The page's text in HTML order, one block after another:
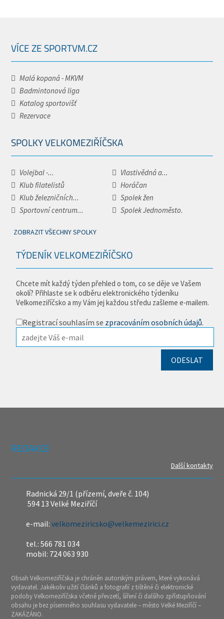
VÍCE ZE SPORTVM.CZ
Malá kopaná - MKVM
Badmintonová liga
Katalog sportovišť
Rezervace
SPOLKY VELKOMEZIŘÍČSKA
Volejbal -...
Vlastivědná a...
Klub filatelistů
Horáčan
Klub železničních...
Spolek žen
Sportovní centrum...
Spolek Jednoměsto.
ZOBRAZIT VŠECHNY SPOLKY
TÝDENÍK VELKOMEZIŘÍČSKO
Chcete mít každý týden přehled o tom, co se děje ve Vašem
okolí? Přihlaste se k odběru elektronického týdeníku
Velkomeziříčsko a my Vám jej každou středu zašleme e-mailem.
Registrací souhlasím se zpracováním osobních údajů.
REDAKCE
Další kontakty
Radnická 29/1 (přízemí, dveře č. 104)
594 13 Velké Meziříčí
e-mail:velkomeziricsko@velkemezirici.cz
tel.: 566 781 034
mobil: 724 063 930
Obsah Velkomeziříčska je chráněn autorským právem, které vykonává
vydavatel. Jakékoliv užití článků a fotografií z tištěné či elektronické
podoby Velkomeziříčska včetně převzetí, šíření či dalšího zpřístupňování
obsahu je bez písemného souhlasu vydavatele – město Velké Meziříčí –
ZAKÁZÁNO.